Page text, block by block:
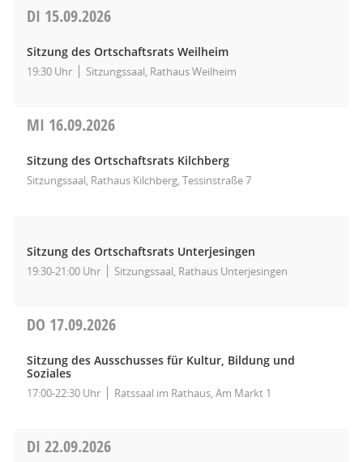
DI 15.09.2026
Sitzung des Ortschaftsrats Weilheim
19:30 Uhr Sitzungssaal, Rathaus Weilheim
MI 16.09.2026
Sitzung des Ortschaftsrats Kilchberg
Sitzungssaal, Rathaus Kilchberg, Tessinstraße 7
Sitzung des Ortschaftsrats Unterjesingen
19:30-21:00 Uhr Sitzungssaal, Rathaus Unterjesingen
DO 17.09.2026
Sitzung des Ausschusses für Kultur, Bildung und
Soziales
17:00-22:30 Uhr Ratssaal im Rathaus, Am Markt 1
DI 22.09.2026